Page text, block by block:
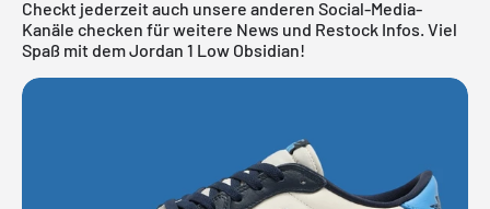
Checkt jederzeit auch unsere anderen Social-Media-
Kanäle checken für weitere News und Restock Infos. Viel
Spaß mit dem Jordan 1 Low Obsidian!